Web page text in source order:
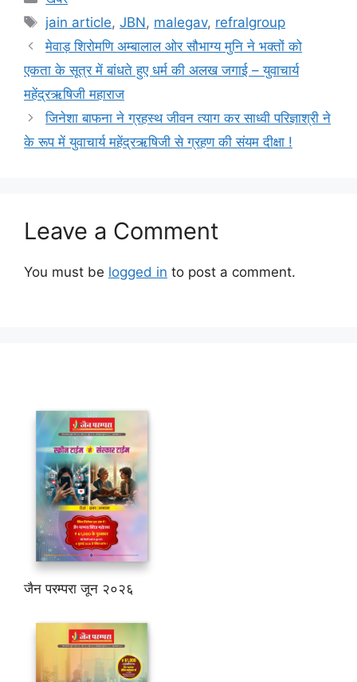
Tags
jain article,JBN, malegav, refralgroup
मेवाड़ शिरोमणि अम्बालाल ओर सौभाग्य मुनि ने भक्तों को
एकता के सूत्र में बांधते हुए धर्म की अलख जगाई – युवाचार्य
महेंद्रऋषिजी महाराज
जिनेशा बाफना ने ग्रहस्थ जीवन त्याग कर साध्वी परिज्ञाश्री ने
के रूप में युवाचार्य महेंद्रऋषिजी से ग्रहण की संयम दीक्षा !
Leave a Comment
You must be logged in to post a comment.
जैन परम्परा जून २०२६